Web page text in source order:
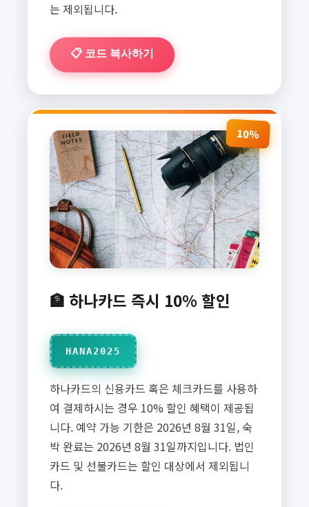
는 제외됩니다.
📋 코드 복사하기
10%
🏦 하나카드 즉시 10% 할인
HANA2025
하나카드의 신용카드 혹은 체크카드를 사용하
여 결제하시는 경우 10% 할인 혜택이 제공됩
니다. 예약 가능 기한은 2026년 8월 31일, 숙
박 완료는 2026년 8월 31일까지입니다. 법인
카드 및 선불카드는 할인 대상에서 제외됩니
다.